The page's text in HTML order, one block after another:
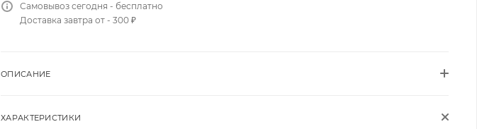
Самовывоз сегодня - бесплатно
Доставка завтра от - 300 ₽
ОПИСАНИЕ
ХАРАКТЕРИСТИКИ